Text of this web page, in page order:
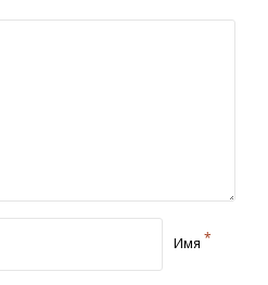
Имя *